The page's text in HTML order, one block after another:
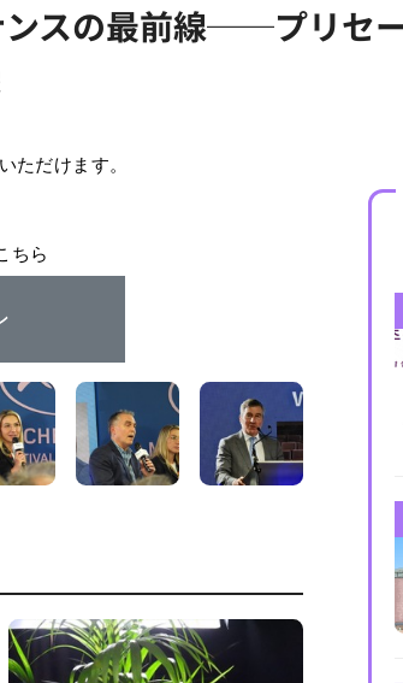
ンスの最前線──プリセ
ただけます。
ちら